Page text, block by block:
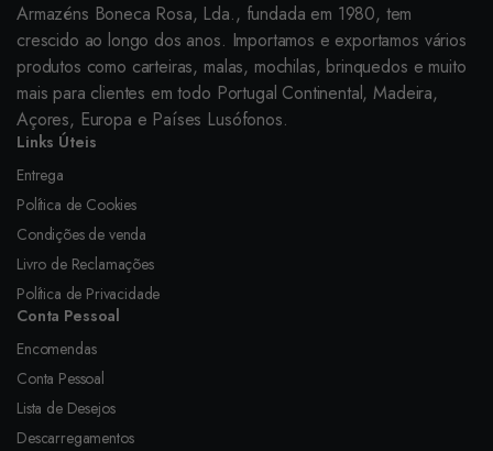
Armazéns Boneca Rosa, Lda., fundada em 1980, tem
crescido ao longo dos anos. Importamos e exportamos vários
produtos como carteiras, malas, mochilas, brinquedos e muito
mais para clientes em todo Portugal Continental, Madeira,
Açores, Europa e Países Lusófonos.
Links Úteis
Entrega
Política de Cookies
Condições de venda
Livro de Reclamações
Política de Privacidade
Conta Pessoal
Encomendas
Conta Pessoal
Lista de Desejos
Descarregamentos